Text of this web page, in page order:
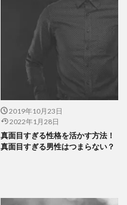
2019年10月23日
2022年1月28日
真面目すぎる性格を活かす方法！
真面目すぎる男性はつまらない？